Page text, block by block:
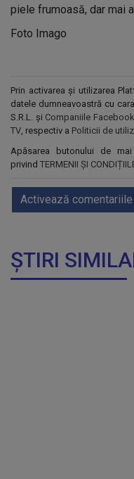
piele frumoasă, dar mai
Foto Imago
Prin activarea și utilizarea
datele dumneavoastră cu
S.R.L. și Companiile Facebook
TV, respectiv a Politicii de
Apăsarea butonului de
privind TERMENII ȘI
Activează comentariile
ȘTIRI